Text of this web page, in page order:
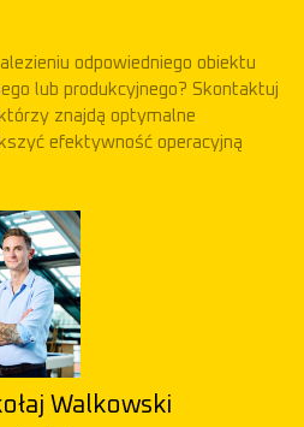
odpowiedniego obiektu
lub produkcyjnego? Skontaktuj
znajdą optymalne
efektywność operacyjną